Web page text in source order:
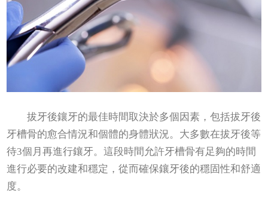
拔牙後鑲牙的最佳時間取決於多個因素，包括拔牙後
牙槽骨的愈合情況和個體的身體狀況。大多數在拔牙後等
待3個月再進行鑲牙。這段時間允許牙槽骨有足夠的時間
進行必要的改建和穩定，從而確保鑲牙後的穩固性和舒適
度。